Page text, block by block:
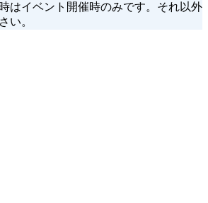
はイベント開催時のみです。それ以外
い。